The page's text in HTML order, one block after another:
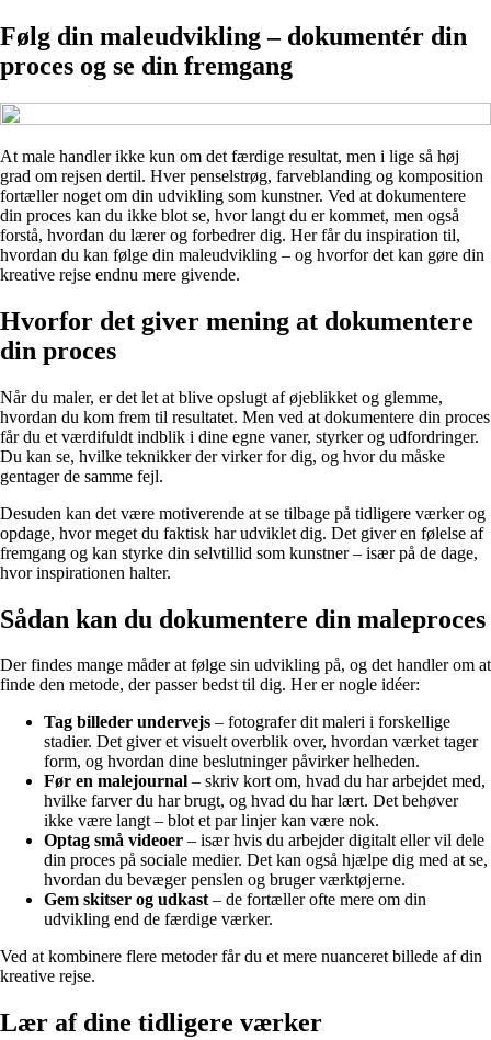
Følg din maleudvikling – dokumentér din
proces og se din fremgang
At male handler ikke kun om det færdige resultat, men i lige så høj
grad om rejsen dertil. Hver penselstrøg, farveblanding og komposition
fortæller noget om din udvikling som kunstner. Ved at dokumentere
din proces kan du ikke blot se, hvor langt du er kommet, men også
forstå, hvordan du lærer og forbedrer dig. Her får du inspiration til,
hvordan du kan følge din maleudvikling – og hvorfor det kan gøre din
kreative rejse endnu mere givende.
Hvorfor det giver mening at dokumentere
din proces
Når du maler, er det let at blive opslugt af øjeblikket og glemme,
hvordan du kom frem til resultatet. Men ved at dokumentere din proces
får du et værdifuldt indblik i dine egne vaner, styrker og udfordringer.
Du kan se, hvilke teknikker der virker for dig, og hvor du måske
gentager de samme fejl.
Desuden kan det være motiverende at se tilbage på tidligere værker og
opdage, hvor meget du faktisk har udviklet dig. Det giver en følelse af
fremgang og kan styrke din selvtillid som kunstner – især på de dage,
hvor inspirationen halter.
Sådan kan du dokumentere din maleproces
Der findes mange måder at følge sin udvikling på, og det handler om at
finde den metode, der passer bedst til dig. Her er nogle idéer:
Tag billeder undervejs – fotografer dit maleri i forskellige
stadier. Det giver et visuelt overblik over, hvordan værket tager
form, og hvordan dine beslutninger påvirker helheden.
Før en malejournal – skriv kort om, hvad du har arbejdet med,
hvilke farver du har brugt, og hvad du har lært. Det behøver
ikke være langt – blot et par linjer kan være nok.
Optag små videoer – især hvis du arbejder digitalt eller vil dele
din proces på sociale medier. Det kan også hjælpe dig med at se,
hvordan du bevæger penslen og bruger værktøjerne.
Gem skitser og udkast– de fortæller ofte mere om din
udvikling end de færdige værker.
Ved at kombinere flere metoder får du et mere nuanceret billede af din
kreative rejse.
Lær af dine tidligere værker